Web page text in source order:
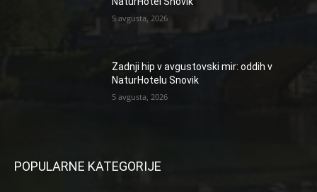
5 avgusta, 2026
Zadnji hip v avgustovski mir: oddih v
NaturHotelu Snovik
5 avgusta, 2026
POPULARNE KATEGORIJE